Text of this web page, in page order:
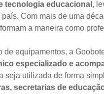
tecnologia educacional ,
Com mais de uma
a maneira como
de equipamentos, a
especializado e
seja utilizada de forma
secretarias de